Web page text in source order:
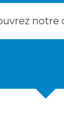
notre